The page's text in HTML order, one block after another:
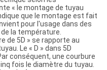
« le montage de tuyau
que le montage est fait
pour l'usage dans des
la température.
de 5D » se rapporte au
Le « D » dans 5D
conséquent, une courbure
fois le diamètre du tuyau.